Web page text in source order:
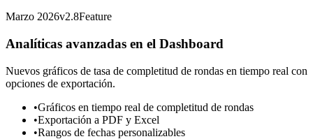
Marzo 2026v2.8Feature
Analíticas avanzadas en el Dashboard
Nuevos gráficos de tasa de completitud de rondas en tiempo real con
opciones de exportación.
•Gráficos en tiempo real de completitud de rondas
•Exportación a PDF y Excel
•Rangos de fechas personalizables